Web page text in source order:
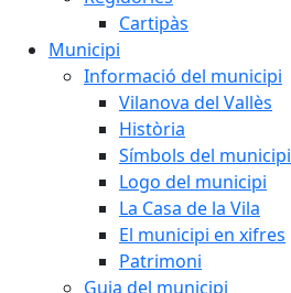
Cartipàs
Municipi
Informació del municipi
Vilanova del Vallès
Història
Símbols del municipi
Logo del municipi
La Casa de la Vila
El municipi en xifres
Patrimoni
Guia del municipi